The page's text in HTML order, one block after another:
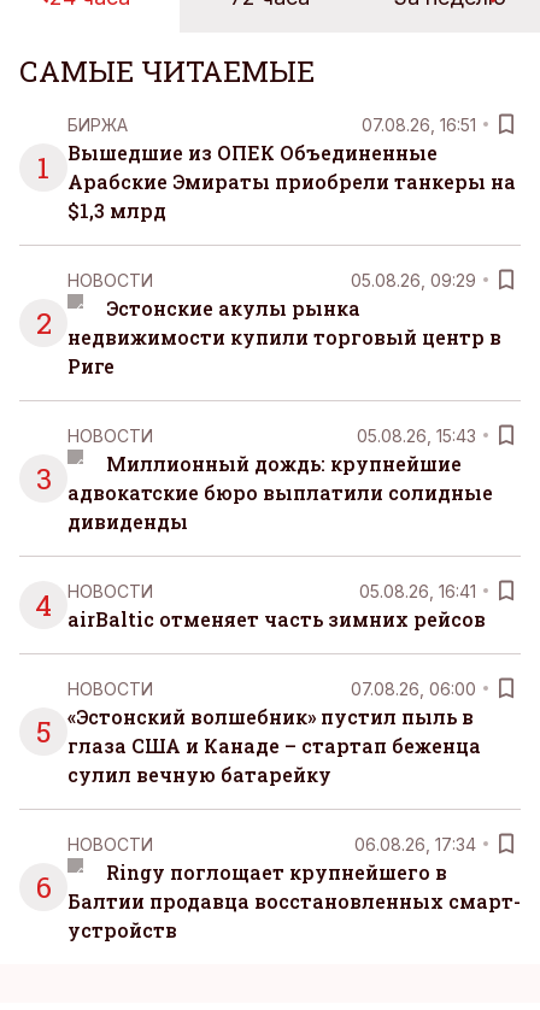
САМЫЕ ЧИТАЕМЫЕ
1
БИРЖА 07.08.26, 16:51
Вышедшие из ОПЕК Объединенные
Арабские Эмираты приобрели танкеры на
$1,3 млрд
2
НОВОСТИ 05.08.26, 09:29
Эстонские акулы рынка
недвижимости купили торговый центр в
Риге
3
НОВОСТИ 05.08.26, 15:43
Миллионный дождь: крупнейшие
адвокатские бюро выплатили солидные
дивиденды
4 НОВОСТИ 05.08.26, 16:41
airBaltic отменяет часть зимних рейсов
5
НОВОСТИ 07.08.26, 06:00
«Эстонский волшебник» пустил пыль в
глаза США и Канаде – стартап беженца
сулил вечную батарейку
6
НОВОСТИ 06.08.26, 17:34
Ringy поглощает крупнейшего в
Балтии продавца восстановленных смарт-
устройств